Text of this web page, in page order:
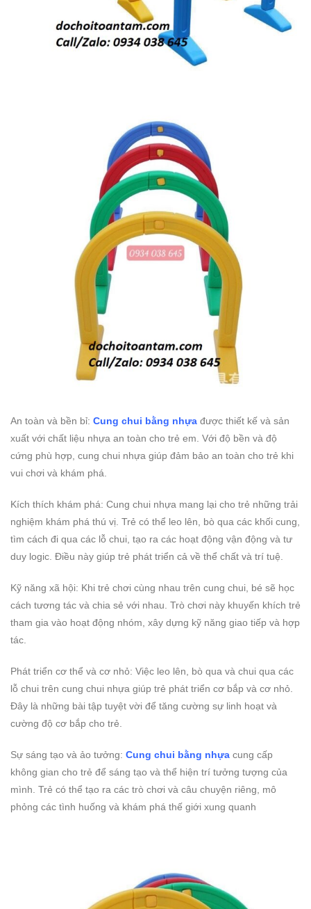
An toàn và bền bỉ: Cung chui bằng nhựa được thiết kế và sản
xuất với chất liệu nhựa an toàn cho trẻ em. Với độ bền và độ
cứng phù hợp, cung chui nhựa giúp đảm bảo an toàn cho trẻ khi
vui chơi và khám phá.
Kích thích khám phá: Cung chui nhựa mang lại cho trẻ những trải
nghiệm khám phá thú vị. Trẻ có thể leo lên, bò qua các khối cung,
tìm cách đi qua các lỗ chui, tạo ra các hoạt động vận động và tư
duy logic. Điều này giúp trẻ phát triển cả về thể chất và trí tuệ.
Kỹ năng xã hội: Khi trẻ chơi cùng nhau trên cung chui, bé sẽ học
cách tương tác và chia sẻ với nhau. Trò chơi này khuyến khích trẻ
tham gia vào hoạt động nhóm, xây dựng kỹ năng giao tiếp và hợp
tác.
Phát triển cơ thể và cơ nhỏ: Việc leo lên, bò qua và chui qua các
lỗ chui trên cung chui nhựa giúp trẻ phát triển cơ bắp và cơ nhỏ.
Đây là những bài tập tuyệt vời để tăng cường sự linh hoạt và
cường độ cơ bắp cho trẻ.
Sự sáng tạo và ảo tưởng: Cung chui bằng nhựa cung cấp
không gian cho trẻ để sáng tạo và thể hiện trí tưởng tượng của
mình. Trẻ có thể tạo ra các trò chơi và câu chuyện riêng, mô
phỏng các tình huống và khám phá thế giới xung quanh